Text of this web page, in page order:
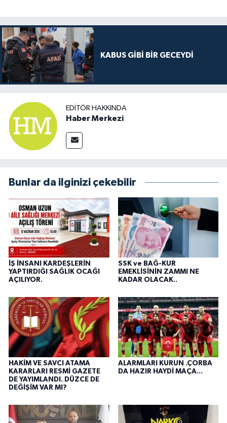
KABUS GİBİ BİR GECEYDİ
EDITÖR HAKKINDA
Haber Merkezi
Bunlar da ilginizi çekebilir
İŞ İNSANI KARDEŞLERİN
YAPTIRDIĞI SAĞLIK OCAĞI
AÇILIYOR.
SSK ve BAĞ-KUR
EMEKLİSİNİN ZAMMI NE
KADAR OLACAK..
HAKİM VE SAVCI ATAMA
KARARLARI RESMİ GAZETE
DE YAYIMLANDI. DÜZCE DE
DEĞİŞİM VAR MI?
ALARMLARI KURUN .ÇORBA
DA HAZIR HAYDİ MAÇA...